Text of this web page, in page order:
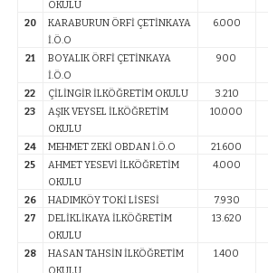
OKULU
20
KARABURUN ÖRFİ ÇETİNKAYA
İ.Ö.O
6.000
21
BOYALIK ÖRFİ ÇETİNKAYA
İ.Ö.O
900
22 ÇİLİNGİR İLKÖĞRETİM OKULU 3.210
23
AŞIK VEYSEL İLKÖĞRETİM
OKULU
10.000
24 MEHMET ZEKİ OBDAN İ.Ö.O 21.600
25
AHMET YESEVİ İLKÖĞRETİM
OKULU
4.000
26 HADIMKÖY TOKİ LİSESİ 7.930
27
DELİKLİKAYA İLKÖĞRETİM
OKULU
13.620
28
HASAN TAHSİN İLKÖĞRETİM
1.400